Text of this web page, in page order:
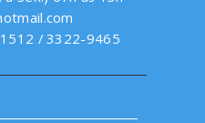
/ 3322-9465